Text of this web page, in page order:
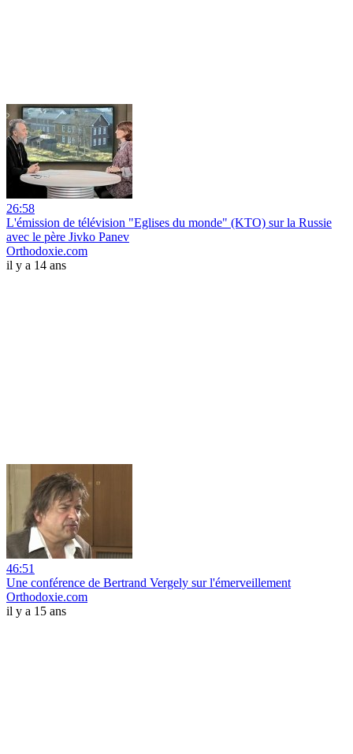
26:58
L'émission de télévision "Eglises du monde" (KTO) sur la Russie
avec le père Jivko Panev
Orthodoxie.com
il y a 14 ans
46:51
Une conférence de Bertrand Vergely sur l'émerveillement
Orthodoxie.com
il y a 15 ans